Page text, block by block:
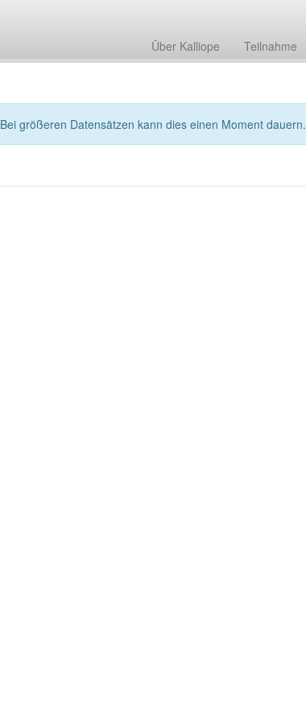
Über Kalliope Teilnahme
Bei größeren Datensätzen kann dies einen Moment dauern.